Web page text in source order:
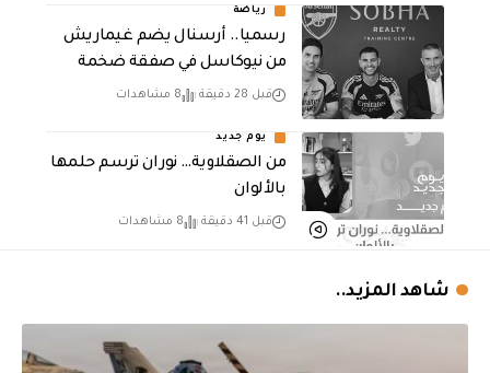
رياضة
رسميا.. أرسنال يضم غيماريش
من نيوكاسل في صفقة ضخمة
قبل 28 دقيقة 8 مشاهدات
يوم جديد
من الصقلاوية… نوران ترسم حلمها
بالألوان
قبل 41 دقيقة 8 مشاهدات
شاهد المزيد..